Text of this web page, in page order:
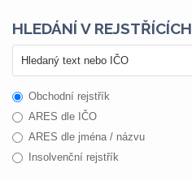
HLEDÁNÍ V REJSTŘÍCÍCH
Obchodní rejstřík
ARES dle IČO
ARES dle jména / názvu
Insolvenční rejstřík